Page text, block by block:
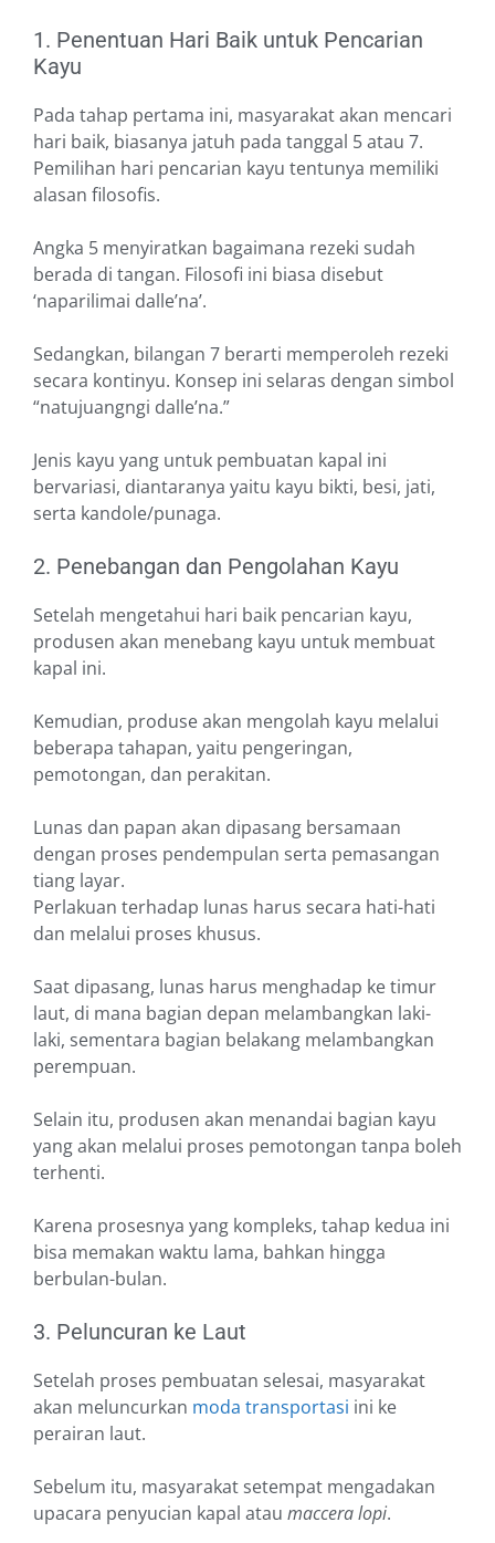
1. Penentuan Hari Baik untuk Pencarian
Kayu
Pada tahap pertama ini, masyarakat akan mencari
hari baik, biasanya jatuh pada tanggal 5 atau 7.
Pemilihan hari pencarian kayu tentunya memiliki
alasan filosofis.
Angka 5 menyiratkan bagaimana rezeki sudah
berada di tangan. Filosofi ini biasa disebut
‘naparilimai dalle’na’.
Sedangkan, bilangan 7 berarti memperoleh rezeki
secara kontinyu. Konsep ini selaras dengan simbol
“natujuangngi dalle’na.”
Jenis kayu yang untuk pembuatan kapal ini
bervariasi, diantaranya yaitu kayu bikti, besi, jati,
serta kandole/punaga.
2. Penebangan dan Pengolahan Kayu
Setelah mengetahui hari baik pencarian kayu,
produsen akan menebang kayu untuk membuat
kapal ini.
Kemudian, produse akan mengolah kayu melalui
beberapa tahapan, yaitu pengeringan,
pemotongan, dan perakitan.
Lunas dan papan akan dipasang bersamaan
dengan proses pendempulan serta pemasangan
tiang layar.
Perlakuan terhadap lunas harus secara hati-hati
dan melalui proses khusus.
Saat dipasang, lunas harus menghadap ke timur
laut, di mana bagian depan melambangkan laki-
laki, sementara bagian belakang melambangkan
perempuan.
Selain itu, produsen akan menandai bagian kayu
yang akan melalui proses pemotongan tanpa boleh
terhenti.
Karena prosesnya yang kompleks, tahap kedua ini
bisa memakan waktu lama, bahkan hingga
berbulan-bulan.
3. Peluncuran ke Laut
Setelah proses pembuatan selesai, masyarakat
akan meluncurkan moda transportasi ini ke
perairan laut.
Sebelum itu, masyarakat setempat mengadakan
upacara penyucian kapal atau maccera lopi.